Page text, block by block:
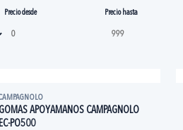
Precio desde Precio hasta
GOMAS APOYAMANOS CAMPAGNOLO
EC-PO500